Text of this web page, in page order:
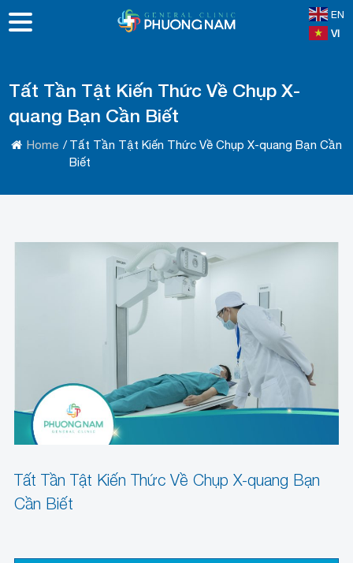
EN
VI
Tất Tần Tật Kiến Thức Về Chụp X-
quang Bạn Cần Biết
Home / Tất Tần Tật Kiến Thức Về Chụp X-quang Bạn Cần
Biết
Tất Tần Tật Kiến Thức Về Chụp X-quang Bạn
Cần Biết